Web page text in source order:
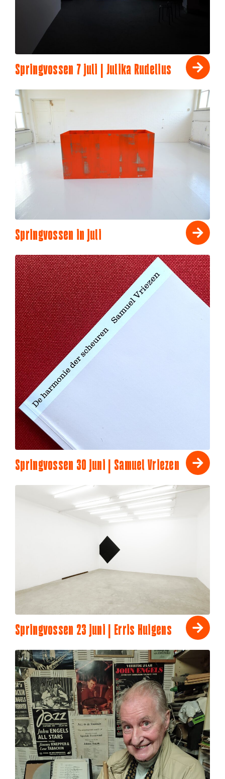
Springvossen 7 juli | Julika Rudelius
Springvossen in juli
Springvossen 30 juni | Samuel Vriezen
Springvossen 23 juni | Erris Huigens